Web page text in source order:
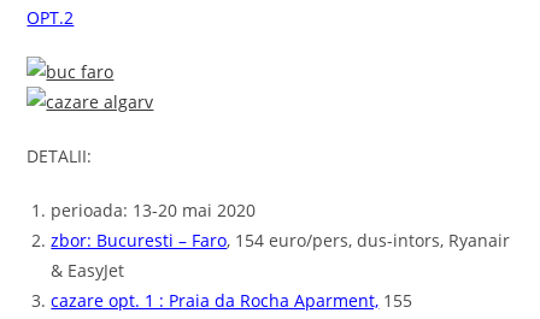
OPT.2
DETALII:
perioada: 13-20 mai 2020
zbor: Bucuresti – Faro, 154 euro/pers, dus-intors, Ryanair
& EasyJet
cazare opt. 1 : Praia da Rocha Aparment, 155